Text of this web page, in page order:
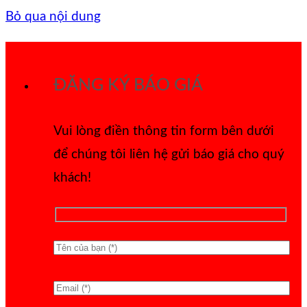
Bỏ qua nội dung
ĐĂNG KÝ BÁO GIÁ
Vui lòng điền thông tin form bên dưới
để chúng tôi liên hệ gửi báo giá cho quý
khách!